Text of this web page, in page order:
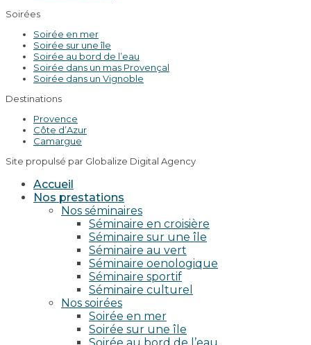
Soirées
Soirée en mer
Soirée sur une île
Soirée au bord de l’eau
Soirée dans un mas Provençal
Soirée dans un Vignoble
Destinations
Provence
Côte d’Azur
Camargue
Site propulsé par Globalize Digital Agency
Accueil
Nos prestations
Nos séminaires
Séminaire en croisière
Séminaire sur une île
Séminaire au vert
Séminaire oenologique
Séminaire sportif
Séminaire culturel
Nos soirées
Soirée en mer
Soirée sur une île
Soirée au bord de l’eau